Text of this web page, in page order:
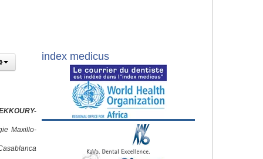
Maxillo-
index medicus